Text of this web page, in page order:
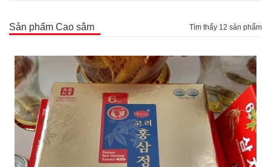
Sản phẩm Cao sâm Tìm thấy 12 sản phẩm